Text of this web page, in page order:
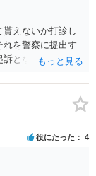
えないか打診し
を警察に提出す
訴となる可能性は
額とはいえず、前
度期待できる事案
役にたった 4